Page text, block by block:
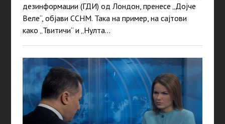
дезинформации (ГДИ) од Лондон, пренесе „Дојче
Веле“, објави ССНМ. Така на пример, на сајтови
како „Твитичи“ и „Нулта…